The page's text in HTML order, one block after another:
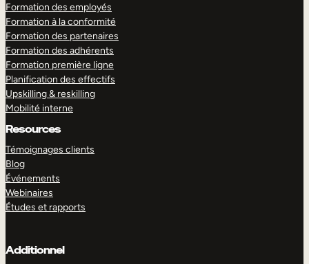
Formation des employés
Formation à la conformité
Formation des partenaires
Formation des adhérents
Formation première ligne
Planification des effectifs
Upskilling & reskilling
Mobilité interne
Resources
Témoignages clients
Blog
Événements
Webinaires
Études et rapports
Additionnel